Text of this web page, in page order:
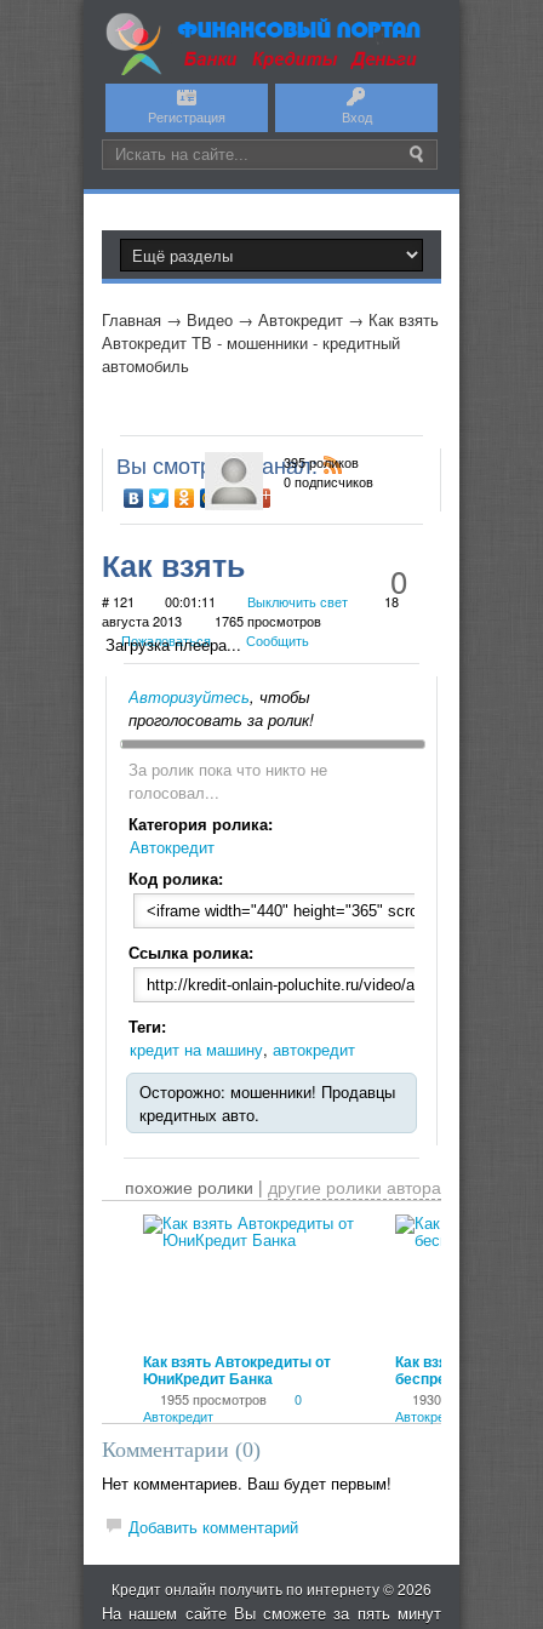
Регистрация Вход
Главная → Видео → Автокредит → Как взять
Автокредит ТВ - мошенники - кредитный
автомобиль
Вы смотрите канал:395 роликов
0 подписчиков
0
Как взять
Автокредит ТВ -
мошенники -
кредитный
автомобиль
# 121 00:01:11 Выключить свет
18
августа 2013
1765 просмотров
Пожаловаться
Сообщить
Загрузка плеера...
Авторизуйтесь, чтобы
проголосовать за ролик!
За ролик пока что никто не
голосовал...
Категория ролика:
Автокредит
Код ролика:
Ссылка ролика:
Теги:
кредит на машину, автокредит
Осторожно: мошенники! Продавцы
кредитных авто.
похожие ролики | другие ролики автора
Как взять Автокредиты от
ЮниКредит Банка
1955 просмотров
0
Автокредит
Как взять
беспредел
1930 просмотров
Автокредит
Комментарии (0)
Нет комментариев. Ваш будет первым!
Добавить комментарий
Кредит онлайн получить по интернету © 2026
На нашем сайте Вы сможете за пять минут